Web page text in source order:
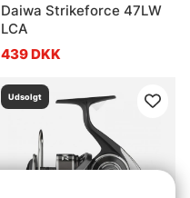
Daiwa Strikeforce 47LW
LCA
439 DKK
Udsolgt